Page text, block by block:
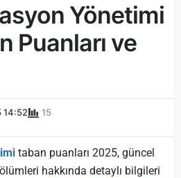
Yönetimi
Puanları ve
14:52 15
taban puanları 2025, güncel
hakkında detaylı bilgileri